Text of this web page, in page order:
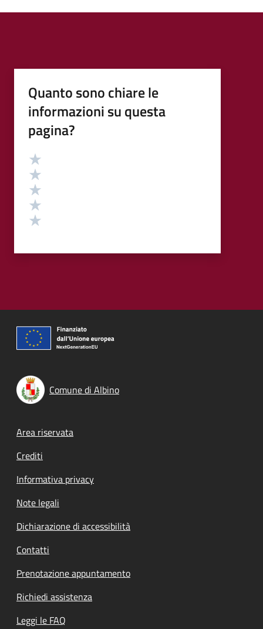
Quanto sono chiare le
informazioni su questa
pagina?
Valutazione
Comune di Albino
Footer menu
Area riservata
Crediti
Informativa privacy
Note legali
Dichiarazione di accessibilità
Contatti
Prenotazione appuntamento
Richiedi assistenza
Leggi le FAQ